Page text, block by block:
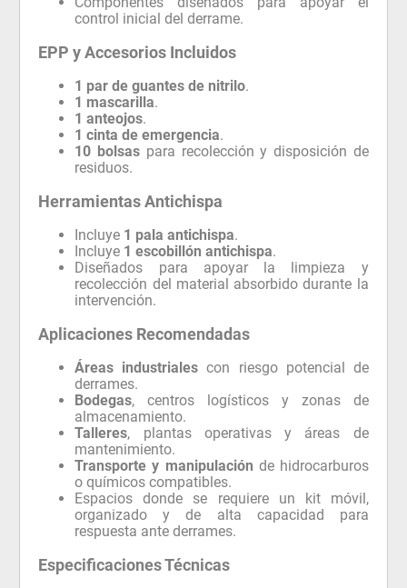
control inicial del derrame.
EPP y Accesorios Incluidos
1 par de guantes de nitrilo.
1 mascarilla.
1 anteojos.
1 cinta de emergencia.
10 bolsas para recolección y disposición de
residuos.
Herramientas Antichispa
Incluye 1 pala antichispa.
Incluye 1 escobillón antichispa.
Diseñados para apoyar la limpieza y
recolección del material absorbido durante la
intervención.
Aplicaciones Recomendadas
Áreas industriales con riesgo potencial de
derrames.
Bodegas, centros logísticos y zonas de
almacenamiento.
Talleres, plantas operativas y áreas de
mantenimiento.
Transporte y manipulación de hidrocarburos
o químicos compatibles.
Espacios donde se requiere un kit móvil,
organizado y de alta capacidad para
respuesta ante derrames.
Especificaciones Técnicas